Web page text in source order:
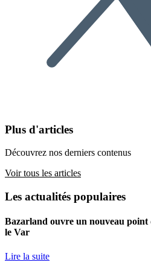
Plus d'articles
Découvrez nos derniers contenus
Voir tous les articles
Les actualités populaires
Bazarland ouvre un nouveau point
le Var
Lire la suite